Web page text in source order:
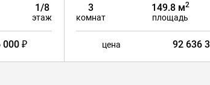
1/8
этаж
000 ₽
3
комнат
149.8 м2
площадь
цена 92 636